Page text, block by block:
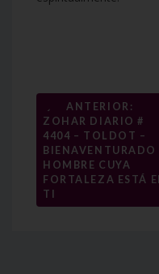
Navegación
de
entradas
←
ANTERIOR:
ZOHAR DIARIO #
4404 – TOLDOT –
BIENAVENTURADO
HOMBRE CUYA
FORTALEZA ESTÁ
TI